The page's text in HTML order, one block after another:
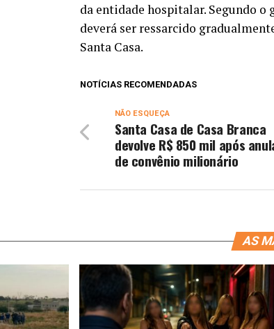
da entidade hospitalar. Segundo
deverá ser ressarcido
Santa Casa.
NOTÍCIAS RECOMENDADAS
NÃO ESQUEÇA
Santa Casa de Casa Branca
devolve R$ 850 mil após
de convênio milionário
AS